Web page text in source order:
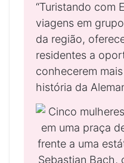
“Turistando com
viagens em
da região,
residentes a
conhecerem
história da